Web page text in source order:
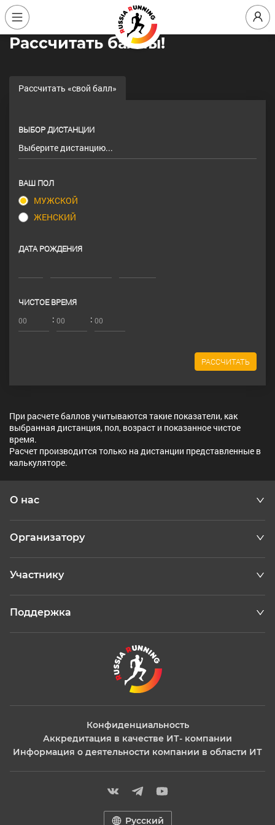
Расcчитать баллы!
Рассчитать «свой балл»
ВЫБОР ДИСТАНЦИИ
ВАШ ПОЛ
МУЖСКОЙ
ЖЕНСКИЙ
ДАТА РОЖДЕНИЯ
ЧИСТОЕ ВРЕМЯ
:
:
РАССЧИТАТЬ
При расчете баллов учитываются такие показатели, как
выбранная дистанция, пол, возраст и показанное чистое
время.
Расчет производится только на дистанции представленные в
калькуляторе.
О нас
Организатору
Участнику
Поддержка
Конфиденциальность
Аккредитация в качестве ИТ- компании
Информация о деятельности компании в области ИТ
Русский